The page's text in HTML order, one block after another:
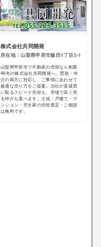
株式会社共同開発
所在地：山梨県甲府市飯田1丁目2-1
山梨県甲府市で不動産の売却なら創業
46年の株式会社共同開発へ。買取・仲
介の両方に対応し、ご事情にあわせて
最適な売り方をご提案。当社が直接買
い取るスピード売却も、市場で高く売
る仲介も選べます。土地・戸建て・マ
ンション・空き家の売却査定・ご相談
は無料です。